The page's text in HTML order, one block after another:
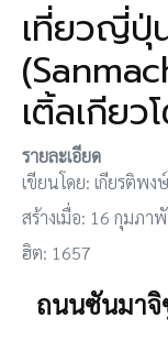
เที่ยวญี่ปุ่
เติ้ลเกียว
รายละเอียด
เขียนโดย: เกียรติพง
สร้างเมื่อ: 16 กุมภา
ฮิต: 1657
ถนนซันมาจิ